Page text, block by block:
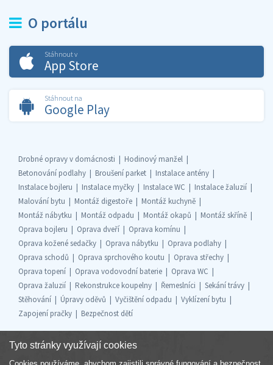
O portálu
Stáhnout v
App Store
Stáhnout na
Google Play
Drobné opravy v domácnosti
Hodinový manžel
Betonování podlahy
Broušení parket
Instalace antény
Instalace bojleru
Instalace myčky Instalace WC
Instalace žaluzií
Malování bytu
Montáž digestoře
Montáž kuchyně
Montáž nábytku
Montáž odpadu Montáž okapů
Montáž skříně
Oprava bojleru
Oprava dveří
Oprava komínu
Oprava kožené sedačky
Oprava nábytku
Oprava podlahy
Oprava schodů
Oprava sprchového koutu
Oprava střechy
Oprava topení
Oprava vodovodní baterie
Oprava WC
Oprava žaluzií
Rekonstrukce koupelny Řemeslníci
Sekání trávy
Stěhování
Úpravy oděvů Vyčištění odpadu
Vyklízení bytu
Zapojení pračky
Bezpečnost dětí
Tyto stránky využívají cookies